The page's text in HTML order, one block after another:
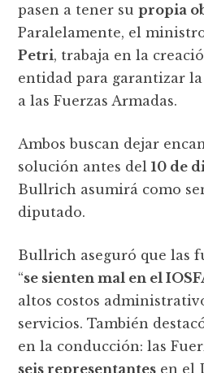
pasen a tener supropia
Paralelamente, el
Petri, trabaja en la
entidad para garantizar
a las Fuerzas Armadas.
Ambos buscan dejar
solución antes del10 de
Bullrich asumirá como
diputado.
Bullrich aseguró que las
“se sienten mal en el
altos costos
servicios. También
en la conducción: las
seis representantes en el